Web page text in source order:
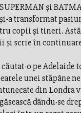
şi
a transformat
copii şi tineri.
şi scrie în
o pe Adelaide
unei stăpâne
din Londra
dându-se